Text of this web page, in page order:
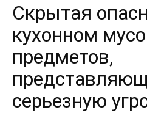
Скрытая
кухонном
предметов,
серьезную